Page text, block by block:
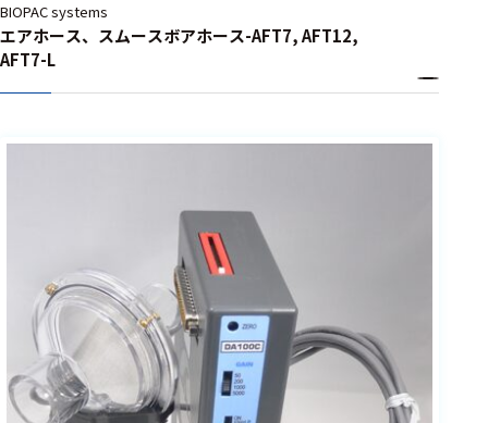
BIOPAC systems
エアホース、スムースボアホース-AFT7, AFT12,
AFT7-L